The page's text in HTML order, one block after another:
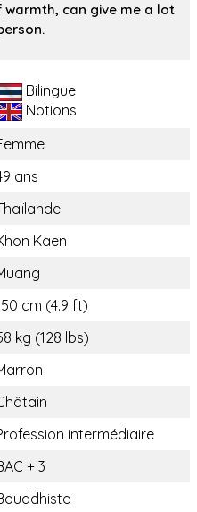
can give me a lot
Bilingue
Notions
ans
Kaen
cm (4.9 ft)
kg (128 lbs)
intermédiaire
+ 3